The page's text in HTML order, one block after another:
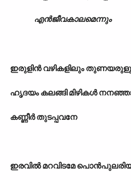
എൻജീവകാലമെന്നും
ഇരുളിൻ വഴികളിലും
ഹൃദയം കലങ്ങി മിഴികൾ
കണ്ണീർ തുടപ്പവനേ
ഇരവിൽ മറവിടമേ